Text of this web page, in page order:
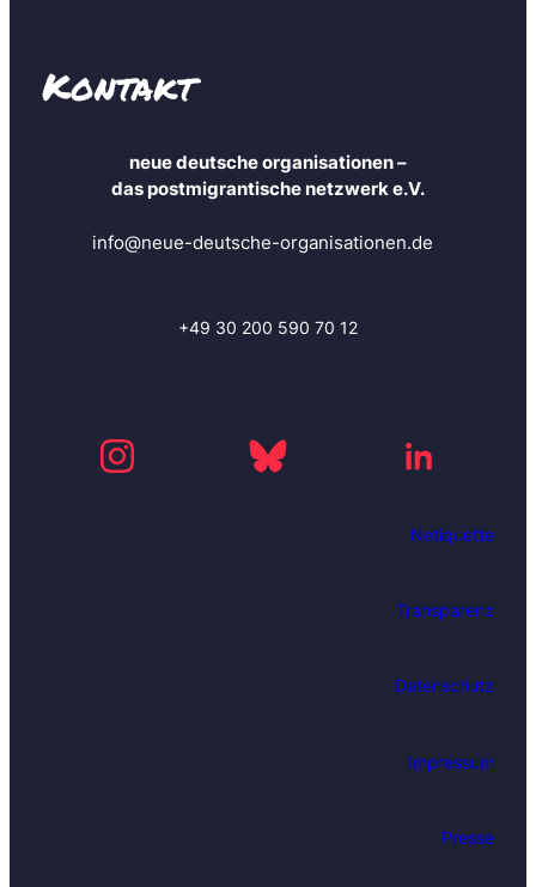
Kontakt
neue deutsche organisationen –
das postmigrantische netzwerk e.V.
info@neue-deutsche-organisationen.de
+49 30 200 590 70 12
Netiquette
Transparenz
Datenschutz
Impressum
Presse